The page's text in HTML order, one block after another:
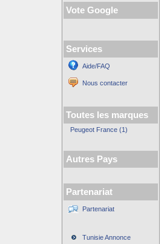
Vote Google
Services
Aide/FAQ
Nous contacter
Toutes les marques
Peugeot France (1)
Autres Pays
Partenariat
Partenariat
Tunisie Annonce